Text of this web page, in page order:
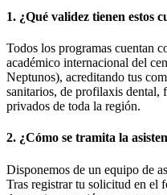
1. ¿Qué validez tienen estos
Todos los programas cuentan
académico internacional del
Neptunos), acreditando tus
sanitarios, de profilaxis dental,
privados de toda la región.
2. ¿Cómo se tramita la
Disponemos de un equipo de
Tras registrar tu solicitud en el